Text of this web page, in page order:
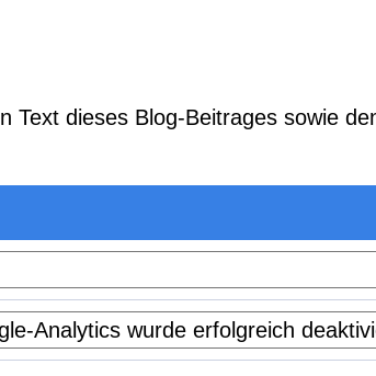
Text dieses Blog-Beitrages sowie